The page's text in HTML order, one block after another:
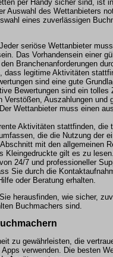
per Handy sicher sind, ist
Auswahl des Wettanbieters
eines zuverlässigen
seriöse Wettanbieter
Das Vorhandensein einer
Branchenanforderungen
dass legitime Aktivitäten
sind eine gute
Bewertungen sind ein tolles
Verstößen, Auszahlungen und
Wettanbieter muss einen
Aktivitäten stattfinden, die
die die Nutzung der
mit den allgemeinen
Kleingedruckte gilt es zu
24/7 und professioneller
Sie durch die
oder Beratung erhalten.
herausfinden, wie sicher,
Buchmachers sind.
zu gewährleisten, die
verwenden. Die besten